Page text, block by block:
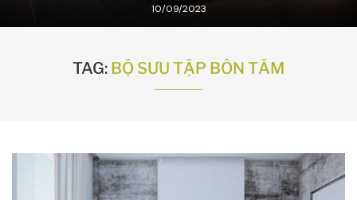
10/09/2023
TAG: BỘ SƯU TẬP BỒN TẮM